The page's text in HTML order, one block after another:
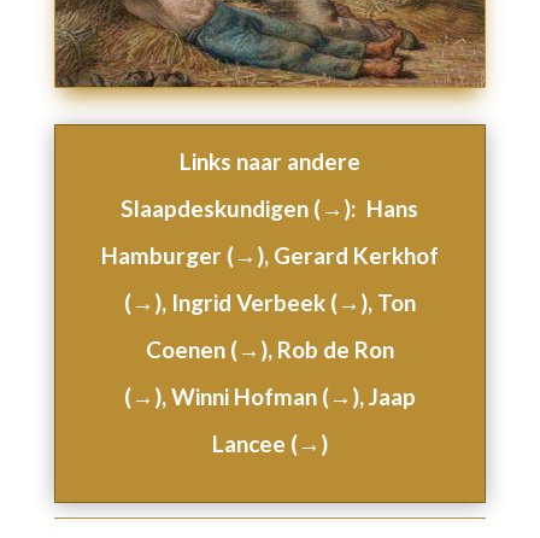
Links naar andere
Slaapdeskundigen (→): Hans
Hamburger (→), Gerard Kerkhof
(→), Ingrid Verbeek (→), Ton
Coenen (→), Rob de Ron
(→),Winni Hofman (→),Jaap
Lancee (→)